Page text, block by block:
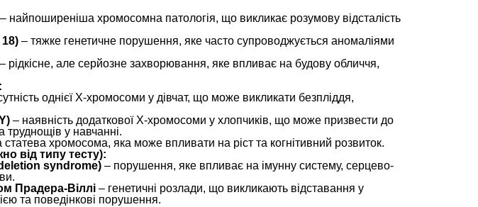
– найпоширеніша хромосомна патологія, що викликає розумову відсталість
– тяжке генетичне порушення, яке часто супроводжується аномаліями
– рідкісне, але серйозне захворювання, яке впливає на будову обличчя,
однієї X-хромосоми у дівчат, що може викликати безпліддя,
– наявність додаткової X-хромосоми у хлопчиків, що може призвести до
труднощів у навчанні.
статева хромосома, яка може впливати на ріст та когнітивний розвиток.
від типу тесту):
syndrome) – порушення, яке впливає на імунну систему, серцево-
Прадера-Віллі – генетичні розлади, що викликають відставання у
та поведінкові порушення.